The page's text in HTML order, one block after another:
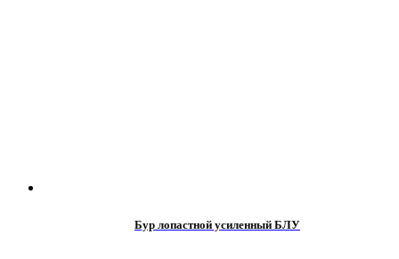
Бур лопастной усиленный БЛУ